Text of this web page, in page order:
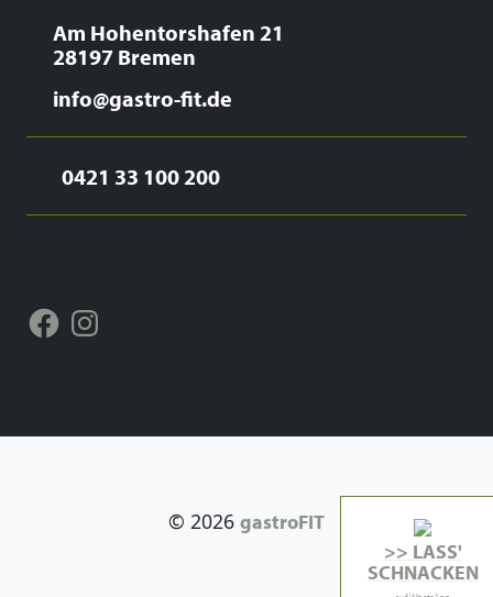
>> LASS'
SCHNACKEN
Am Hohentorshafen 21
28197 Bremen
info@gastro-fit.de
0421 33 100 200
FacebookInstagram
© 2026 gastroFIT